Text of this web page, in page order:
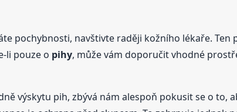
pochybnosti, navštivte raději kožního lékaře.
li pouze o pihy, může vám doporučit vhodné
výskytu pih, zbývá nám alespoň pokusit se o to,